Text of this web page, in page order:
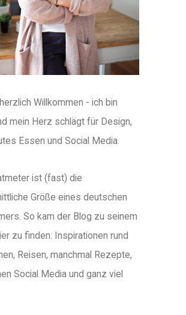
Willkommen - ich bin
mein Herz schlägt für Design,
Essen und Social Media.
ist (fast) die
Größe eines deutschen
So kam der Blog zu seinem
zu finden: Inspirationen rund
Reisen, manchmal Rezepte,
Social Media und ganz viel